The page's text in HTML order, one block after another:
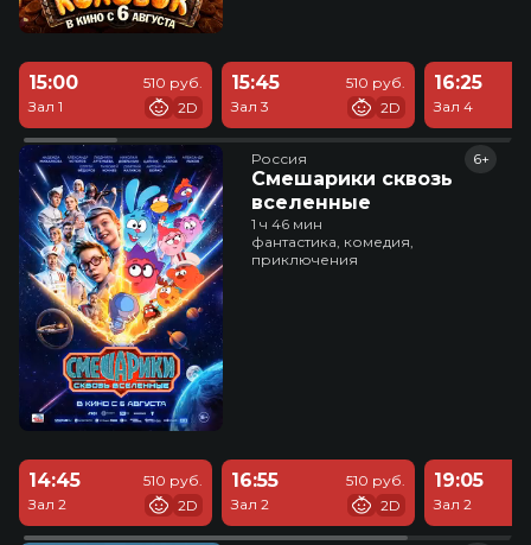
15:00
Зал 1
510 руб.
2D
15:45
Зал 3
510 руб.
2D
16:25
Зал 4
Россия
Смешарики сквозь
вселенные
6+
1 ч 46 мин
фантастика, комедия,
приключения
14:45
Зал 2
510 руб.
2D
16:55
Зал 2
510 руб.
2D
19:05
Зал 2